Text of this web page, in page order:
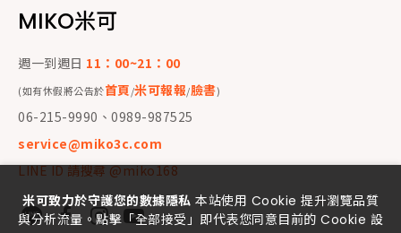
MIKO米可
週一到週日 11：00~21：00
(如有休假將公告於首頁/米可報報/臉書)
06-215-9990、0989-987525
service@miko3c.com
LINE ID 請搜尋 @miko168
米可致力於守護您的數據隱私 本站使用 Cookie 提升瀏覽品質
與分析流量。點擊「全部接受」即代表您同意目前的 Cookie 設